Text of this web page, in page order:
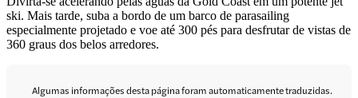
ski. Mais tarde, suba a bordo de um barco de parasailing
especialmente projetado e voe até 300 pés para desfrutar de vistas de
360 graus dos belos arredores.
Algumas informações desta página foram automaticamente traduzidas.